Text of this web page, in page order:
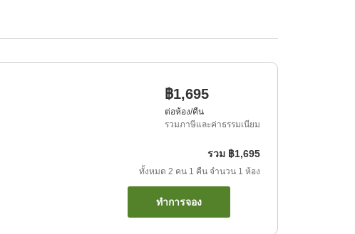
฿1,695
ต่อห้อง/คืน
รวมภาษีและค่าธรรมเนียม
รวม ฿1,695
ทั้งหมด 2 คน 1 คืน จำนวน 1 ห้อง
ทำการจอง